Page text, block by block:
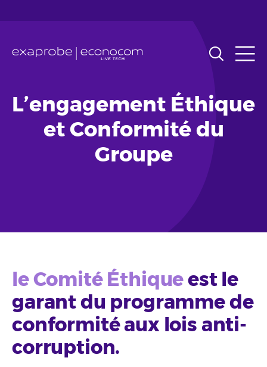
principal
L’engagement Éthique
et Conformité du
Groupe
le Comité Éthiqueest le
garant du programme de
conformité aux lois anti-
corruption.